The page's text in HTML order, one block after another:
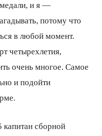
и я —
потому что
в любой момент.
четырехлетия,
очень многое. Самое
и подойти
капитан сборной